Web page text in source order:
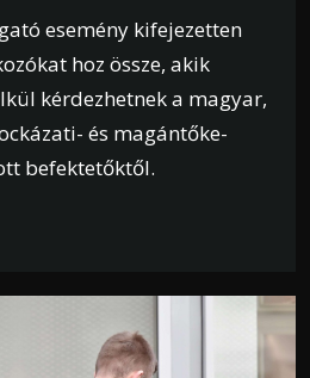
esemény kifejezetten
hoz össze, akik
kérdezhetnek a magyar,
és magántőke-
befektetőktől.